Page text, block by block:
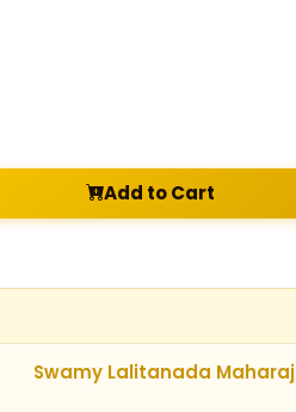
Add to Cart
Swamy Lalitanada Maharaj